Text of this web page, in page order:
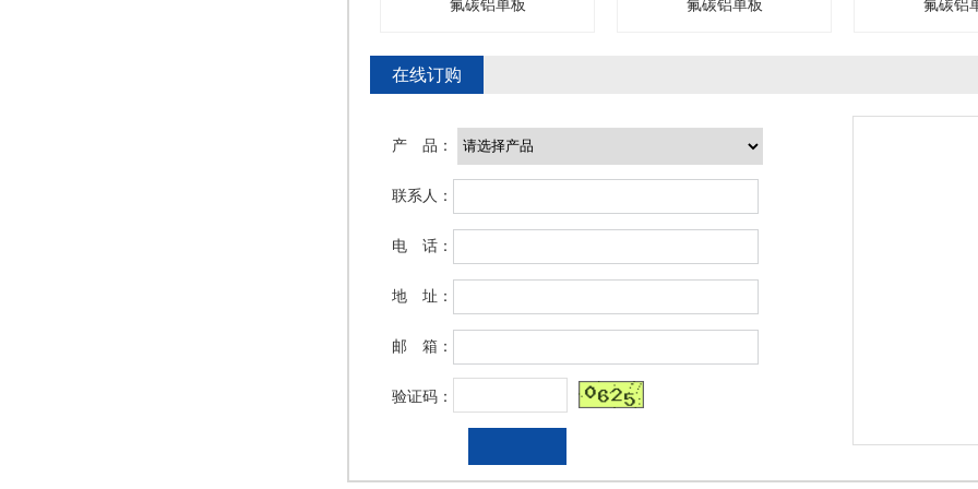
氟碳铝单板 氟碳铝单板 氟碳铝单板
氟碳铝单板
在线订购
产 品：
联系人：
电 话：
地 址：
邮 箱：
验证码：